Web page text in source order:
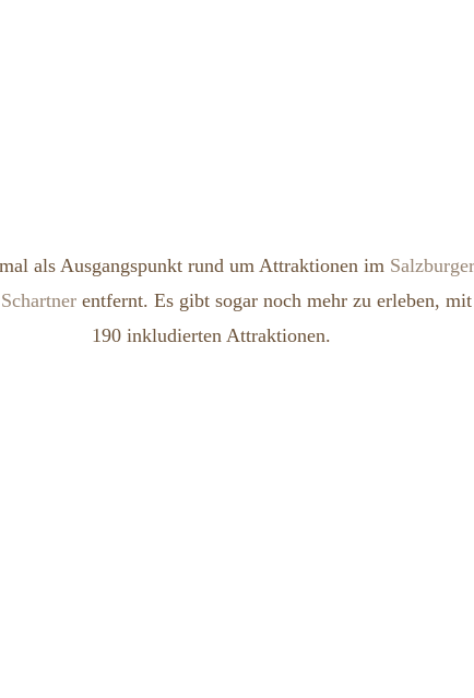
als Ausgangspunkt rund um Attraktionen im
entfernt. Es gibt sogar noch mehr zu erleben,
190 inkludierten Attraktionen.